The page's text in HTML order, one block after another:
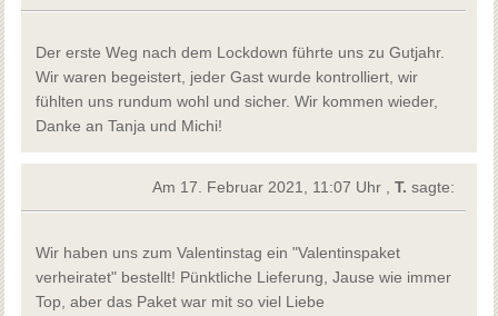
Der erste Weg nach dem Lockdown führte uns zu Gutjahr.
Wir waren begeistert, jeder Gast wurde kontrolliert, wir
fühlten uns rundum wohl und sicher. Wir kommen wieder,
Danke an Tanja und Michi!
Am 17. Februar 2021, 11:07 Uhr ,T. sagte:
Wir haben uns zum Valentinstag ein "Valentinspaket
verheiratet" bestellt! Pünktliche Lieferung, Jause wie immer
Top, aber das Paket war mit so viel Liebe